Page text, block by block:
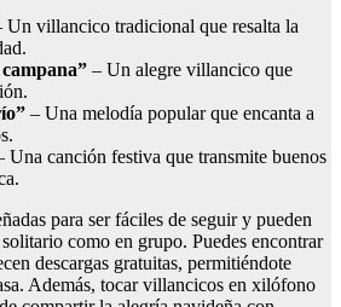
Un villancico tradicional que resalta la
– Un alegre villancico que
– Una melodía popular que encanta a
Una canción festiva que transmite buenos
para ser fáciles de seguir y pueden
como en grupo. Puedes encontrar
descargas gratuitas, permitiéndote
Además, tocar villancicos en xilófono